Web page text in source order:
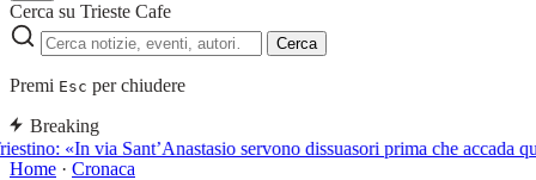
Cerca su Trieste Cafe
Cerca
Premi Esc per chiudere
Breaking
«In via Sant’Anastasio servono dissuasori prima che accada
Home · Cronaca